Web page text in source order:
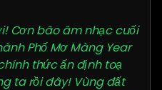
Cơn bão âm nhạc cuối
Phố Mơ Màng Year
thức ấn định toạ
ta rồi đây! Vùng đất